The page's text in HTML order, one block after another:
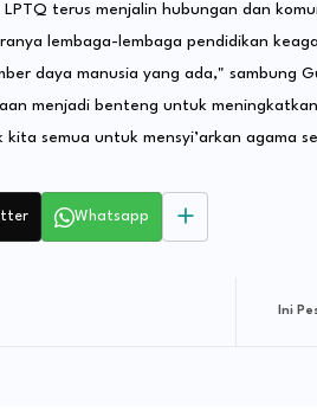
terus menjalin hubungan dan
lembaga-lembaga pendidikan
daya manusia yang ada," sambung
menjadi benteng untuk
semua untuk mensyi’arkan agama
Whatsapp
Ini